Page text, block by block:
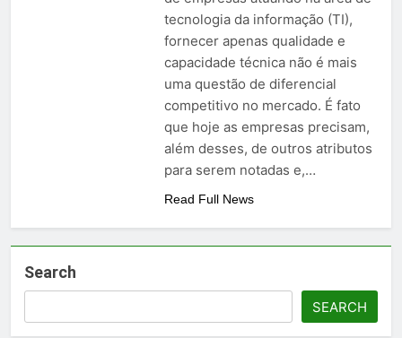
tecnologia da informação (TI),
fornecer apenas qualidade e
capacidade técnica não é mais
uma questão de diferencial
competitivo no mercado. É fato
que hoje as empresas precisam,
além desses, de outros atributos
para serem notadas e,…
Read Full News
Search
SEARCH